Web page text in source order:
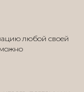
любой своей